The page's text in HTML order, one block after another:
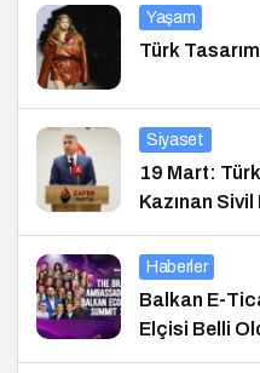
Yaşam
Türk
Siyaset
19 Mart:
Kazınan
Haberler
Balkan E-
Elçisi Belli